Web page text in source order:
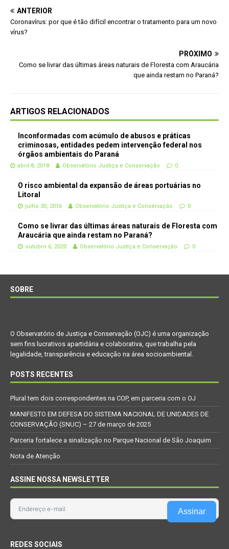
ANTERIOR
Coronavírus: por que é tão difícil encontrar o tratamento para um novo
vírus?
PRÓXIMO
Como se livrar das últimas áreas naturais de Floresta com Araucária
que ainda restam no Paraná?
ARTIGOS RELACIONADOS
Inconformadas com acúmulo de abusos e práticas
criminosas, entidades pedem intervenção federal nos
órgãos ambientais do Paraná
abril 8, 2018 Observatório Justiça e Conservação 0
O risco ambiental da expansão de áreas portuárias no
Litoral
julho 30, 2016 Observatório Justiça e Conservação 0
Como se livrar das últimas áreas naturais de Floresta com
Araucária que ainda restam no Paraná?
outubro 6, 2020 Observatório Justiça e Conservação 0
SOBRE
O Observatório de Justiça e Conservação (OJC) é uma organização
sem fins lucrativos apartidária e colaborativa, que trabalha pela
legalidade, transparência e educação na área socioambiental.
POSTS RECENTES
Plural tem dois correspondentes na COP, em parceria com o OJ
MANIFESTO EM DEFESA DO SISTEMA NACIONAL DE UNIDADES DE
CONSERVAÇÃO (SNUC) – 27 de março de 2025
Parceria fortalece a sinalização no Parque Nacional de São Joaquim
Nota de Atenção
ASSINE NOSSA NEWSLETTER
Assinar
REDES SOCIAIS